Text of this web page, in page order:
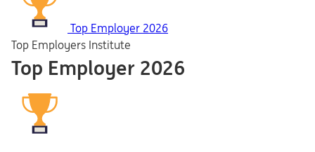
Top Employer 2026
Top Employers Institute
Top Employer 2026